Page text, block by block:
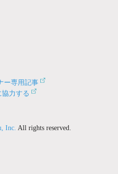
ー専用記事
力する
Inc. All rights reserved.